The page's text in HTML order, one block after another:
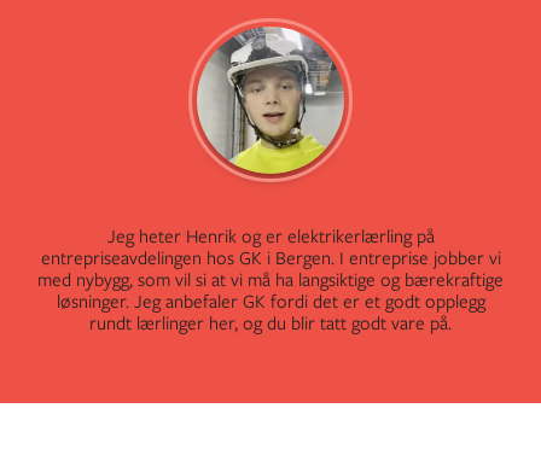
Jeg heter Henrik og er elektrikerlærling på
entrepriseavdelingen hos GK i Bergen. I entreprise jobber vi
med nybygg, som vil si at vi må ha langsiktige og bærekraftige
løsninger. Jeg anbefaler GK fordi det er et godt opplegg
rundt lærlinger her, og du blir tatt godt vare på.